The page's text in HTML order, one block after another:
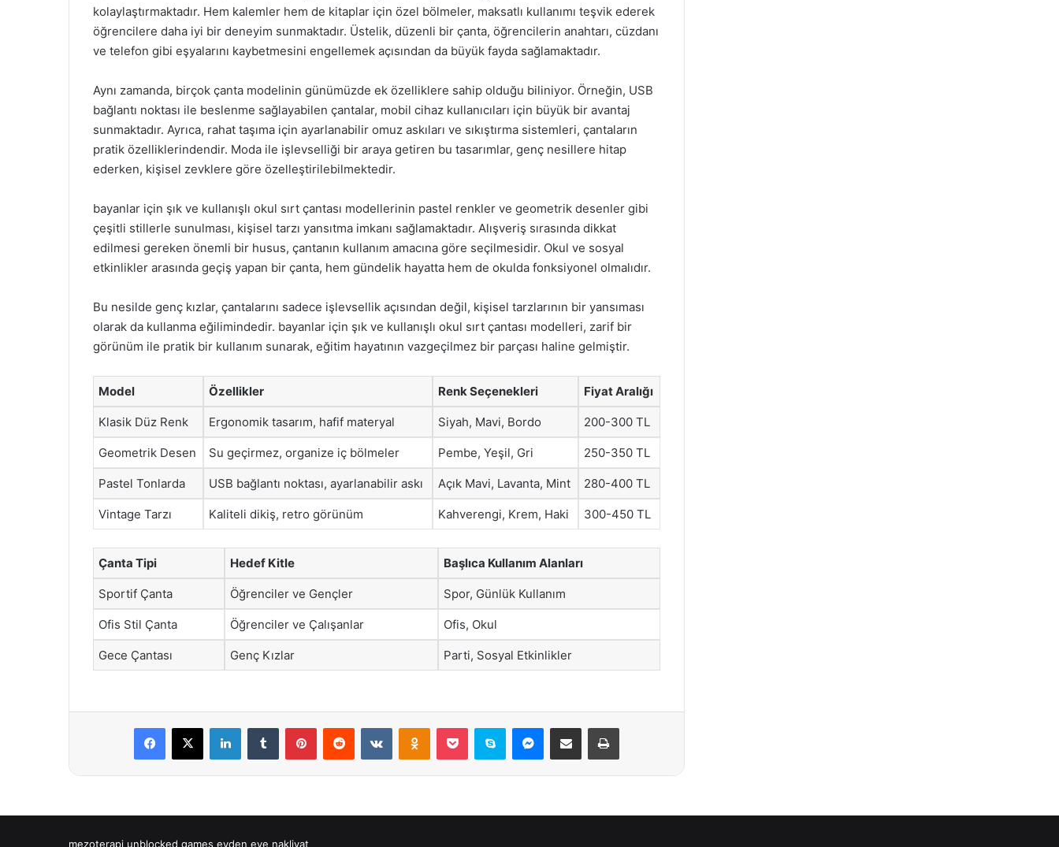
kolaylaştırmaktadır. Hem kalemler hem de kitaplar için özel bölmeler, maksatlı kullanımı teşvik ederek
öğrencilere daha iyi bir deneyim sunmaktadır. Üstelik, düzenli bir çanta, öğrencilerin anahtarı, cüzdanı
ve telefon gibi eşyalarını kaybetmesini engellemek açısından da büyük fayda sağlamaktadır.
Aynı zamanda, birçok çanta modelinin günümüzde ek özelliklere sahip olduğu biliniyor. Örneğin, USB
bağlantı noktası ile beslenme sağlayabilen çantalar, mobil cihaz kullanıcıları için büyük bir avantaj
sunmaktadır. Ayrıca, rahat taşıma için ayarlanabilir omuz askıları ve sıkıştırma sistemleri, çantaların
pratik özelliklerindendir. Moda ile işlevselliği bir araya getiren bu tasarımlar, genç nesillere hitap
ederken, kişisel zevklere göre özelleştirilebilmektedir.
bayanlar için şık ve kullanışlı okul sırt çantası modellerinin pastel renkler ve geometrik desenler gibi
çeşitli stillerle sunulması, kişisel tarzı yansıtma imkanı sağlamaktadır. Alışveriş sırasında dikkat
edilmesi gereken önemli bir husus, çantanın kullanım amacına göre seçilmesidir. Okul ve sosyal
etkinlikler arasında geçiş yapan bir çanta, hem gündelik hayatta hem de okulda fonksiyonel olmalıdır.
Bu nesilde genç kızlar, çantalarını sadece işlevsellik açısından değil, kişisel tarzlarının bir yansıması
olarak da kullanma eğilimindedir. bayanlar için şık ve kullanışlı okul sırt çantası modelleri, zarif bir
görünüm ile pratik bir kullanım sunarak, eğitim hayatının vazgeçilmez bir parçası haline gelmiştir.
Model Özellikler Renk Seçenekleri Fiyat Aralığı
Klasik Düz Renk Ergonomik tasarım, hafif materyal Siyah, Mavi, Bordo 200-300 TL
Geometrik Desen Su geçirmez, organize iç bölmeler Pembe, Yeşil, Gri 250-350 TL
Pastel Tonlarda USB bağlantı noktası, ayarlanabilir askı Açık Mavi, Lavanta, Mint 280-400 TL
Vintage Tarzı Kaliteli dikiş, retro görünüm Kahverengi, Krem, Haki 300-450 TL
Çanta Tipi Hedef Kitle Başlıca Kullanım Alanları
Sportif Çanta Öğrenciler ve Gençler Spor, Günlük Kullanım
Ofis Stil Çanta Öğrenciler ve Çalışanlar Ofis, Okul
Gece Çantası Genç Kızlar Parti, Sosyal Etkinlikler
Facebook
X LinkedInTumblr PinterestReddit VKontakteOdnoklassniki
Pocket Skype Messenger
E-Posta ile paylaş Yazdır
mezoterapi unblocked games evden eve nakliyat